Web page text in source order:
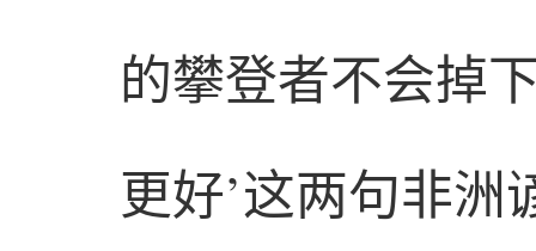
的攀登者不会掉
更好’这两句非